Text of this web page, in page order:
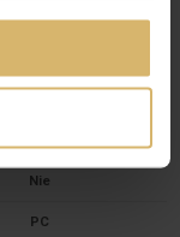
Błyszczące
Nie
PC